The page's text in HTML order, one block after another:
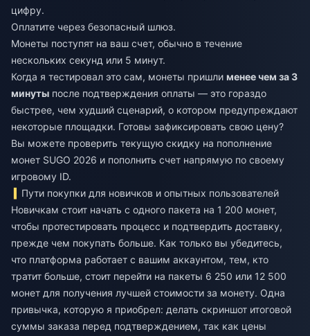
цифру.
Оплатите через безопасный шлюз.
Монеты поступят на ваш счет, обычно в течение
нескольких секунд или 5 минут.
Когда я тестировал это сам, монеты пришли менее чем за 3
минуты после подтверждения оплаты — это гораздо
быстрее, чем худший сценарий, о котором предупреждают
некоторые площадки. Готовы зафиксировать свою цену?
Вы можете проверить текущую скидку на пополнение
монет SUGO 2026 и пополнить счет напрямую по своему
игровому ID.
Пути покупки для новичков и опытных пользователей
Новичкам стоит начать с одного пакета на 1 200 монет,
чтобы протестировать процесс и подтвердить доставку,
прежде чем покупать больше. Как только вы убедитесь,
что платформа работает с вашим аккаунтом, тем, кто
тратит больше, стоит перейти на пакеты 6 250 или 12 500
монет для получения лучшей стоимости за монету. Одна
привычка, которую я приобрел: делать скриншот итоговой
суммы заказа перед подтверждением, так как цены